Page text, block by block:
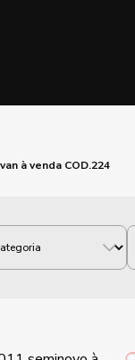
à venda COD.224